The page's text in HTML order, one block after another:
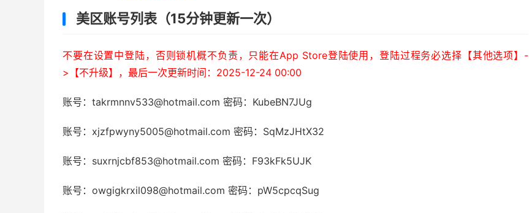
美区账号列表（15分钟更新一次）
不要在设置中登陆，否则锁机概不负责，只能在App Store登陆使用，登陆过程务必选择【其他选项】-
>【不升级】，最后一次更新时间：2025-12-24 00:00
账号：takrmnnv533@hotmail.com 密码：KubeBN7JUg
账号：xjzfpwyny5005@hotmail.com 密码：SqMzJHtX32
账号：suxrnjcbf853@hotmail.com 密码：F93kFk5UJK
账号：owgigkrxil098@hotmail.com 密码：pW5cpcqSug